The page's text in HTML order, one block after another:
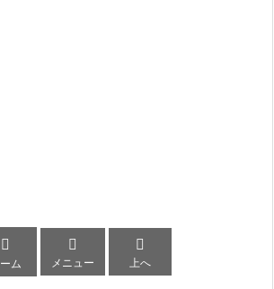

ム

メニュー

上へ